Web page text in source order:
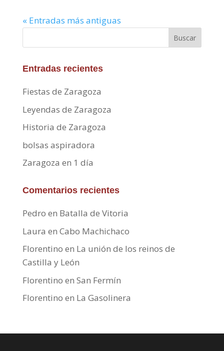
« Entradas más antiguas
Buscar
Entradas recientes
Fiestas de Zaragoza
Leyendas de Zaragoza
Historia de Zaragoza
bolsas aspiradora
Zaragoza en 1 día
Comentarios recientes
Pedro en Batalla de Vitoria
Laura en Cabo Machichaco
Florentino en La unión de los reinos de
Castilla y León
Florentino en San Fermín
Florentino en La Gasolinera